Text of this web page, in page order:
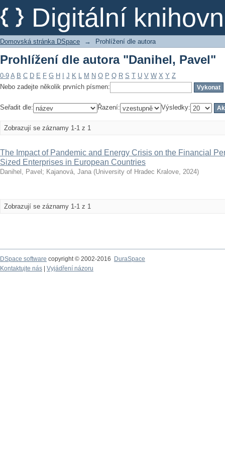
Digitální
Prohlížení dle autora "Danihel, Pavel"
Domovská stránka DSpace → Prohlížení dle autora
Prohlížení dle autora "Danihel, Pavel"
0-9 A B C D E F G H J K L M N O P Q R S T U V W X Y Z
Nebo zadejte několik prvních písmen:
Seřadit dle: Řazení: Výsledky:
Zobrazují se záznamy 1-1 z 1
The Impact of Pandemic and Energy Crisis on the Financial
Sized Enterprises in European Countries
Danihel, Pavel ; Kajanová, Jana (University of Hradec Kralove, 2024)
Zobrazují se záznamy 1-1 z 1
DSpace software copyright © 2002-2016
DuraSpace
Kontaktujte nás
Vyjádření názoru